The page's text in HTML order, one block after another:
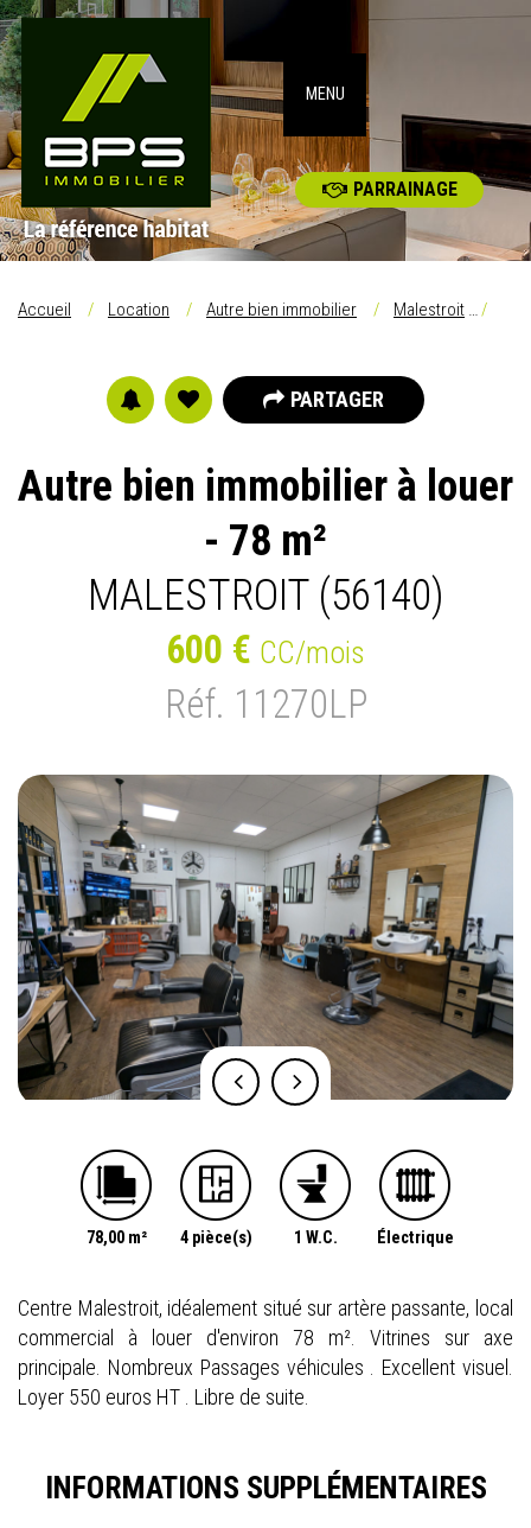
MENU
PARRAINAGE
Accueil Location Autre bien immobilier Malestroit
PARTAGER
Autre bien immobilier à louer
- 78 m²
MALESTROIT (56140)
600 € CC/mois
Réf. 11270LP
78,00 m² 4 pièce(s) 1 W.C. Électrique
Centre Malestroit, idéalement situé sur artère passante, local
commercial à louer d'environ 78 m². Vitrines sur axe
principale. Nombreux Passages véhicules . Excellent visuel.
Loyer 550 euros HT . Libre de suite.
INFORMATIONS SUPPLÉMENTAIRES